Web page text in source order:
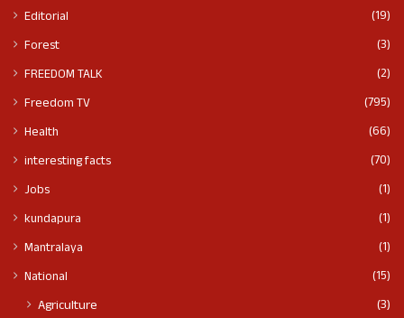
Editorial
(19)
Forest
(3)
FREEDOM TALK
(2)
Freedom TV
(795)
Health
(66)
interesting facts
(70)
Jobs
(1)
kundapura
(1)
Mantralaya
(1)
National
(15)
Agriculture
(3)